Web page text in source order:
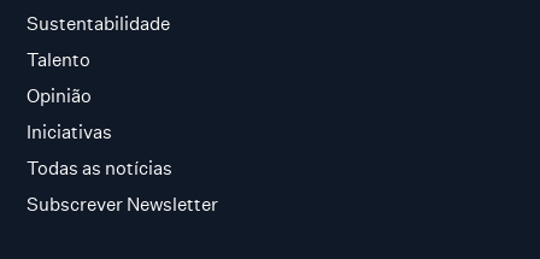
Sustentabilidade
Talento
Opinião
Iniciativas
Todas as notícias
Subscrever Newsletter